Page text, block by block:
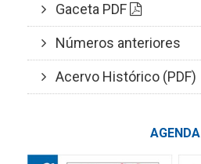
Gaceta PDF
Números anteriores
Acervo Histórico (PDF)
AGENDA